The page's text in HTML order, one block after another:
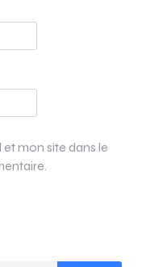
mon site dans le